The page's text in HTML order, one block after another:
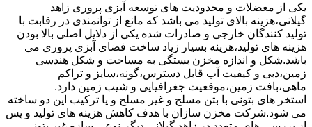
یکی از معضلات و محدودیت های توسعه آبزی پروری زاهد
گیلانی،هزینه بالای تولید می باشد که مانع از توانمندی در رقابت با
تولید کنندگان خارجی و صادرات شده یکی از دلایل اصلی بالا بودن
هزینه های تولید،هزینه بسیار زیاد ساخت فضای آبزی پروری می
باشد.شکل و اندازه مخزن بستگی به مساحت و شکل هندسی
زمین،دبی و کیفیت آب قابل دسترس،گونه،سایز و تراکم
ماهی،بافت زمین،موقعیت جغرافیایی و شیب زمین دارد.
استخر های بتونی با بتن مسلح و غیر مسلح و یا ترکیب این دو ساخته
می شود.شرکت مخزن سازان با هدف کاهش هزینه های تولید و پس